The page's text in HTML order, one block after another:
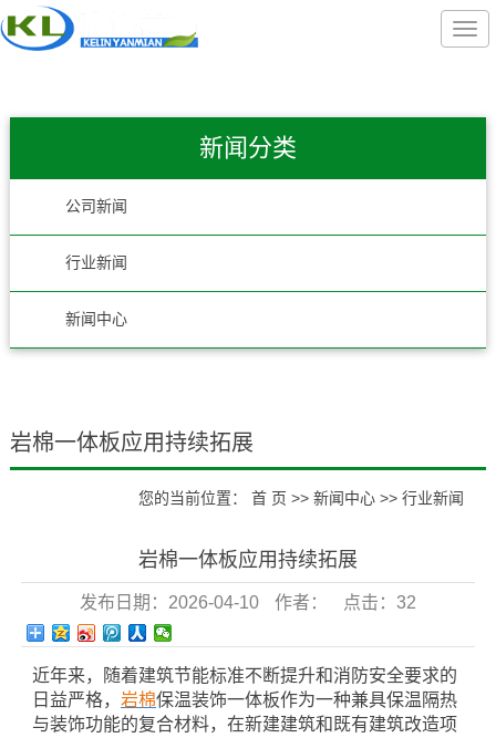
新闻分类
公司新闻
行业新闻
新闻中心
岩棉一体板应用持续拓展
您的当前位置： 首 页 >> 新闻中心 >> 行业新闻
岩棉一体板应用持续拓展
发布日期： 2026-04-10 作者： 点击： 32
近年来，随着建筑节能标准不断提升和消防安全要求的
日益严格， 岩棉保温装饰一体板作为一种兼具保温隔热
与装饰功能的复合材料，在新建建筑和既有建筑改造项